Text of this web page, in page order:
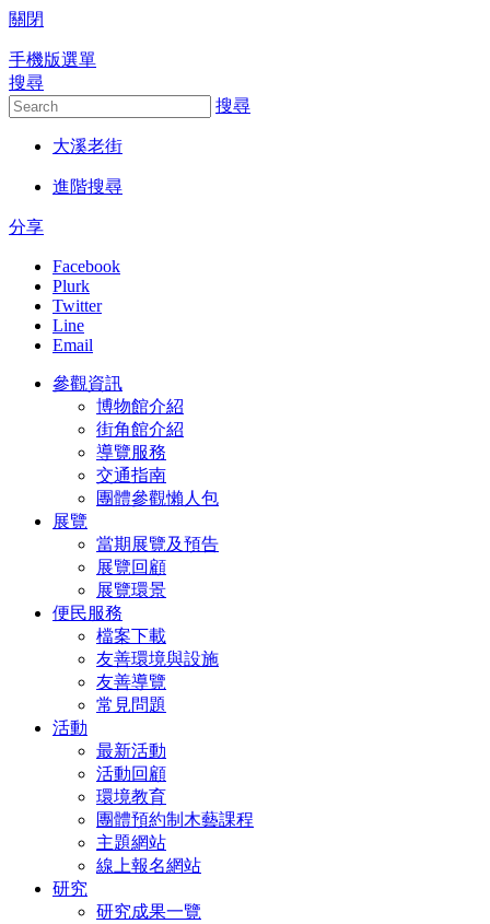
關閉
跳到主要內容區塊
手機版選單
搜尋
搜尋
大溪老街
進階搜尋
分享
Facebook
Plurk
Twitter
Line
Email
參觀資訊
博物館介紹
街角館介紹
導覽服務
交通指南
團體參觀懶人包
展覽
當期展覽及預告
展覽回顧
展覽環景
便民服務
檔案下載
友善環境與設施
友善導覽
常見問題
活動
最新活動
活動回顧
環境教育
團體預約制木藝課程
主題網站
線上報名網站
研究
研究成果一覽